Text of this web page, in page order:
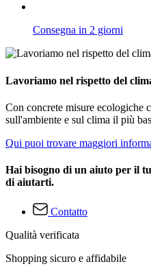
Consegna in 2 giorni
Lavoriamo nel rispetto del
Con concrete misure ecologiche
sull'ambiente e sul clima il più
Qui puoi trovare maggiori
Hai bisogno di un aiuto per il
di aiutarti.
Contatto
Qualità verificata
Shopping sicuro e affidabile